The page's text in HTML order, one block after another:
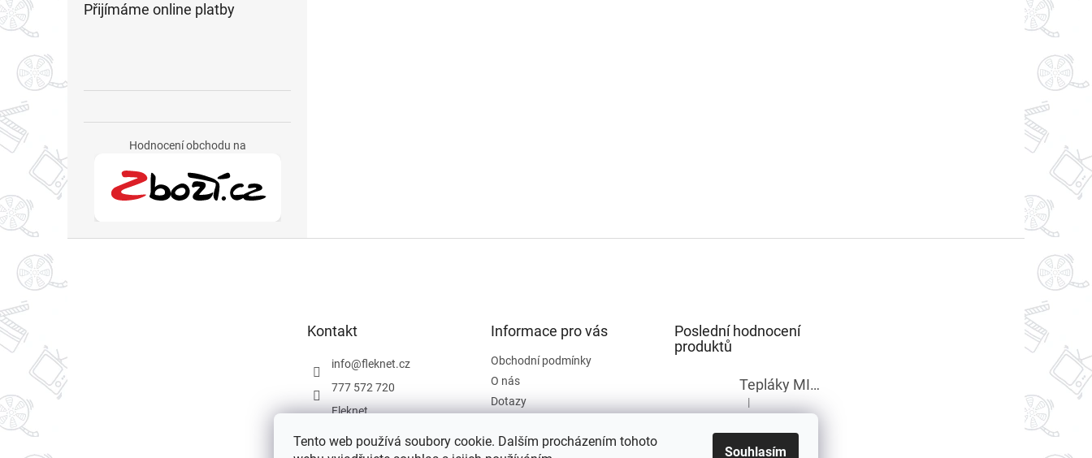
Tento web používá soubory cookie. Dalším procházením tohoto
Souhlasím
Přijímáme online platby
Hodnocení obchodu na
t
í
Kontakt
info@fleknet.cz
777 572 720
Fleknet
Fleknet
Informace pro vás
Obchodní podmínky
O nás
Dotazy
Hodnocení obchodu
Poslední hodnocení
produktů
Tepláky MINECRAFT chlapecké
Hodnocení produktu je 5 z 5 hvězdiček.
|